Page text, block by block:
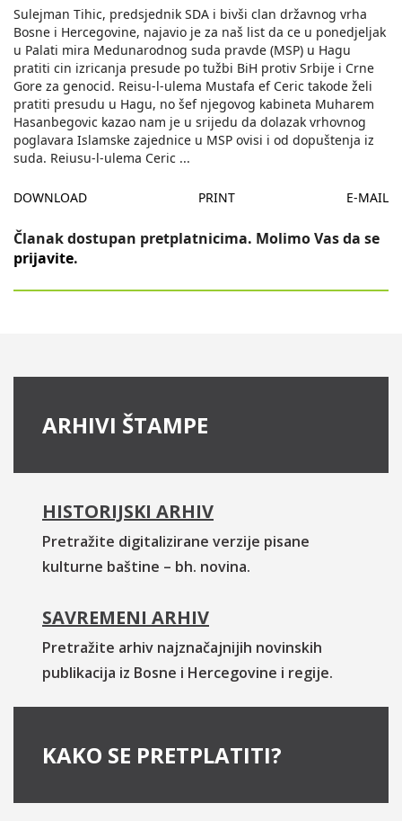
Sulejman Tihic, predsjednik SDA i bivši clan državnog vrha
Bosne i Hercegovine, najavio je za naš list da ce u ponedjeljak
u Palati mira Medunarodnog suda pravde (MSP) u Hagu
pratiti cin izricanja presude po tužbi BiH protiv Srbije i Crne
Gore za genocid. Reisu-l-ulema Mustafa ef Ceric takode želi
pratiti presudu u Hagu, no šef njegovog kabineta Muharem
Hasanbegovic kazao nam je u srijedu da dolazak vrhovnog
poglavara Islamske zajednice u MSP ovisi i od dopuštenja iz
suda. Reiusu-l-ulema Ceric ...
DOWNLOAD PRINT E-MAIL
Članak dostupan pretplatnicima. Molimo Vas da se
prijavite.
ARHIVI ŠTAMPE
HISTORIJSKI ARHIV
Pretražite digitalizirane verzije pisane
kulturne baštine – bh. novina.
SAVREMENI ARHIV
Pretražite arhiv najznačajnijih novinskih
publikacija iz Bosne i Hercegovine i regije.
KAKO SE PRETPLATITI?